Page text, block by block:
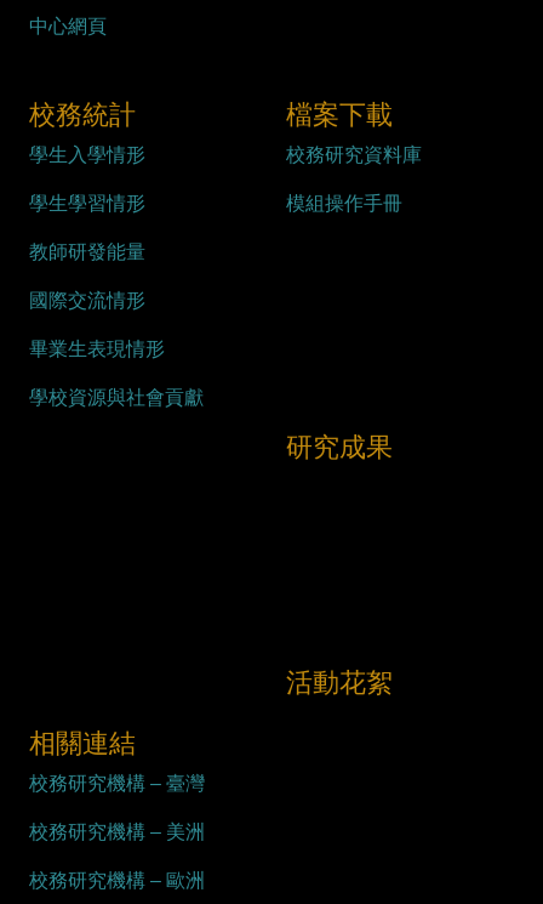
中心網頁
校務統計
學生入學情形
學生學習情形
教師研發能量
國際交流情形
畢業生表現情形
學校資源與社會貢獻
檔案下載
校務研究資料庫
模組操作手冊
研究成果
活動花絮
相關連結
校務研究機構 – 臺灣
校務研究機構 – 美洲
校務研究機構 – 歐洲